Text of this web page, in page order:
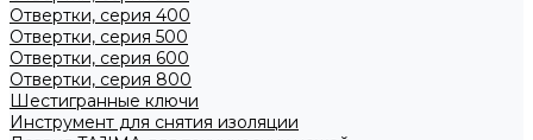
Отвертки, серия 400
Отвертки, серия 500
Отвертки, серия 600
Отвертки, серия 800
Шестигранные ключи
Инструмент для снятия изоляции